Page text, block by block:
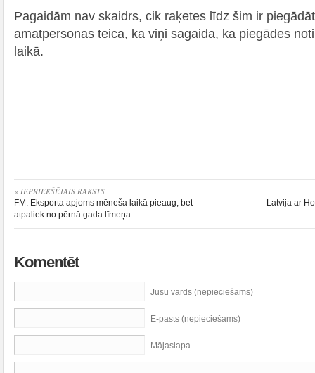
Pagaidām nav skaidrs, cik raķetes līdz šim ir
amatpersonas teica, ka viņi sagaida, ka piegādes
laikā.
« IEPRIEKŠĒJAIS RAKSTS
FM: Eksporta apjoms mēneša laikā pieaug, bet
atpaliek no pērnā gada līmeņa
Latvija ar
Komentēt
Jūsu vārds (nepieciešams)
E-pasts (nepieciešams)
Mājaslapa